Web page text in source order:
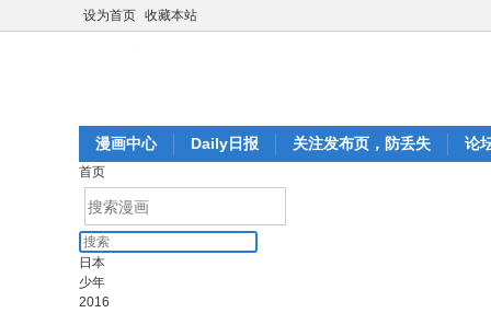
设为首页 收藏本站
漫画中心 Daily日报 关注发布页，防丢失 论
首页
日本
少年
2016